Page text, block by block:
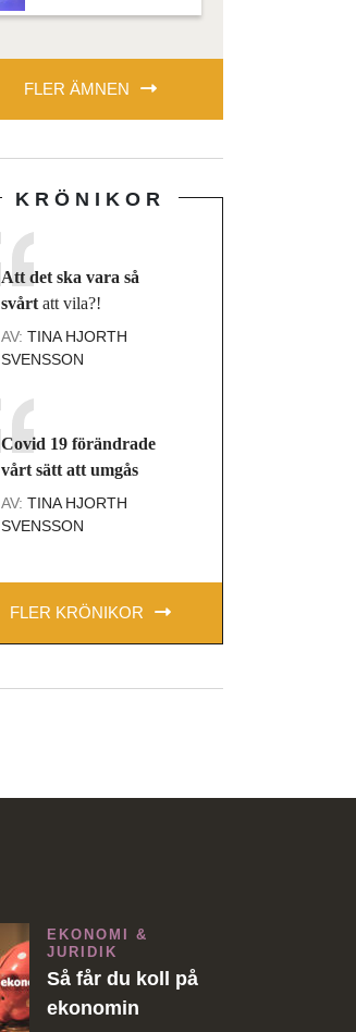
FLER ÄMNEN
KRÖNIKOR
Att det ska vara så
svårt att vila?!
AV: TINA HJORTH
SVENSSON
Covid 19 förändrade
vårt sätt att umgås
AV: TINA HJORTH
SVENSSON
FLER KRÖNIKOR
EKONOMI &
JURIDIK
Så får du koll på
ekonomin